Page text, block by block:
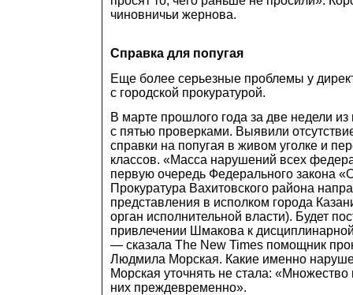
чиновничьи жернова.
Справка для попугая
Еще более серьезные проблемы у
с городской прокуратурой.
В марте прошлого года за две недели
с пятью проверками. Выявили
справки на попугая в живом уголке и
классов. «Масса нарушений всех
первую очередь Федерального закона
Прокуратура Вахитовского района
представления в исполком города
орган исполнительной власти). Будет
привлечении Шмакова к
— сказала The New Times помощник
Людмила Морская. Какие именно
Морская уточнять не стала: «Множество
них преждевременно».